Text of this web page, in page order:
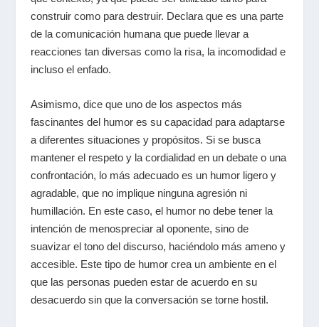
construir como para destruir. Declara que es una parte
de la comunicación humana que puede llevar a
reacciones tan diversas como la risa, la incomodidad e
incluso el enfado.
Asimismo, dice que uno de los aspectos más
fascinantes del humor es su capacidad para adaptarse
a diferentes situaciones y propósitos. Si se busca
mantener el respeto y la cordialidad en un debate o una
confrontación, lo más adecuado es un humor ligero y
agradable, que no implique ninguna agresión ni
humillación. En este caso, el humor no debe tener la
intención de menospreciar al oponente, sino de
suavizar el tono del discurso, haciéndolo más ameno y
accesible. Este tipo de humor crea un ambiente en el
que las personas pueden estar de acuerdo en su
desacuerdo sin que la conversación se torne hostil.